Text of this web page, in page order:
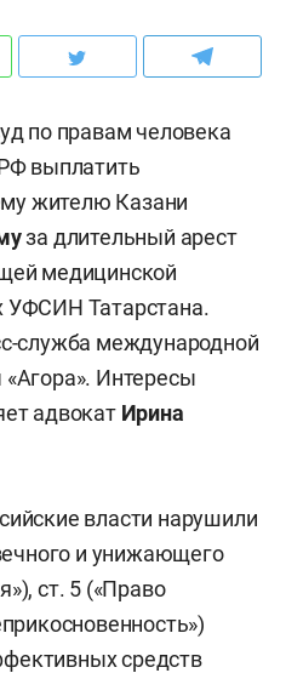
по правам человека
выплатить
жителю Казани
за длительный арест
медицинской
УФСИН Татарстана.
служба международной
Интересы
адвокат Ирина
власти нарушили
и унижающего
ст. 5 («Право
средств